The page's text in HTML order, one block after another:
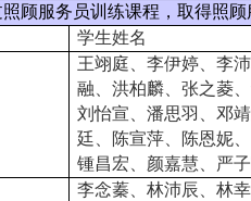
顾服务员训练课程，取得照顾
学生姓名
王翊庭、李伊婷、李
融、洪柏麟、张之菱
刘怡宣、潘思羽、邓
廷、陈宣萍、陈恩妮
锺昌宏、颜嘉慧、严
李念蓁、林沛辰、林